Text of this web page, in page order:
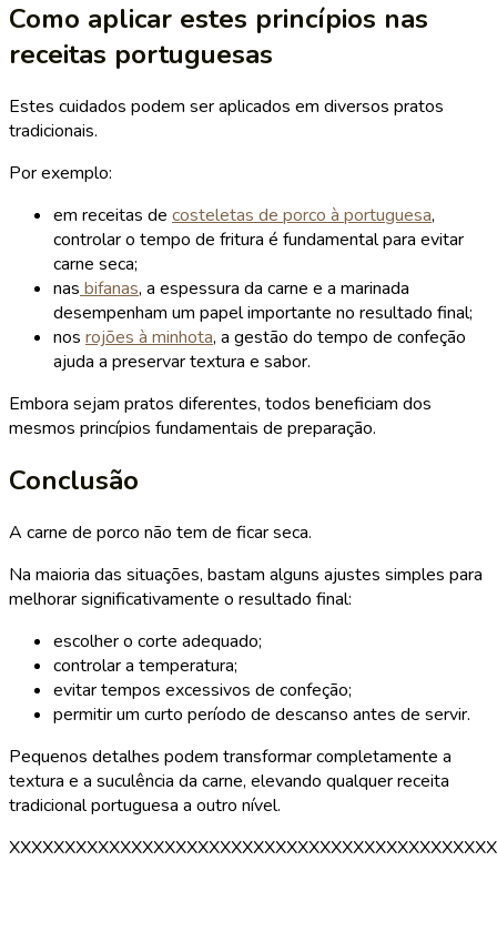
Como aplicar estes princípios nas
receitas portuguesas
Estes cuidados podem ser aplicados em diversos pratos
tradicionais.
Por exemplo:
em receitas de costeletas de porco à portuguesa,
controlar o tempo de fritura é fundamental para evitar
carne seca;
nas bifanas, a espessura da carne e a marinada
desempenham um papel importante no resultado final;
nos rojões à minhota, a gestão do tempo de confeção
ajuda a preservar textura e sabor.
Embora sejam pratos diferentes, todos beneficiam dos
mesmos princípios fundamentais de preparação.
Conclusão
A carne de porco não tem de ficar seca.
Na maioria das situações, bastam alguns ajustes simples para
melhorar significativamente o resultado final:
escolher o corte adequado;
controlar a temperatura;
evitar tempos excessivos de confeção;
permitir um curto período de descanso antes de servir.
Pequenos detalhes podem transformar completamente a
textura e a suculência da carne, elevando qualquer receita
tradicional portuguesa a outro nível.